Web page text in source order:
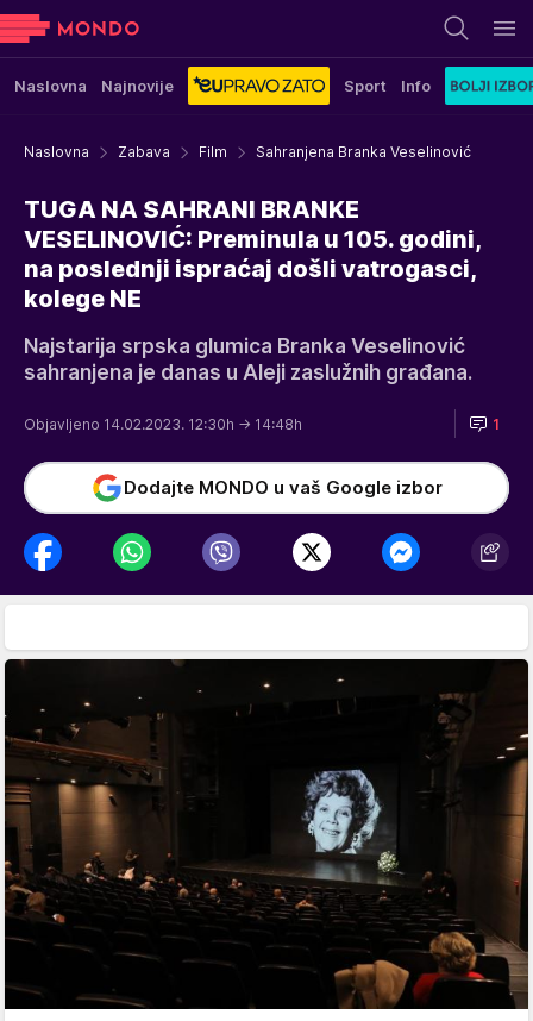
Naslovna Najnovije Sport Info
Naslovna Zabava Film Sahranjena Branka Veselinović
TUGA NA SAHRANI BRANKE
VESELINOVIĆ: Preminula u 105. godini,
na poslednji ispraćaj došli vatrogasci,
kolege NE
Najstarija srpska glumica Branka Veselinović
sahranjena je danas u Aleji zaslužnih građana.
Objavljeno 14.02.2023. 12:30h → 14:48h 1
Dodajte MONDO u vaš Google izbor